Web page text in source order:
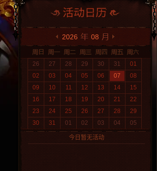
2026 08
26 27 28 29 30 31
01
02
03 04 05 06 07
08
09
10 11 12 13 14
15
16
17 18 19 20 21
22
23
24 25 26 27 28
29
30
31 01 02 03 04 05
今日暂无活动